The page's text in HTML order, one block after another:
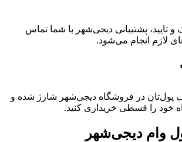
تایید، پشتیبانی دیجی‌شهر با شما تماس
لازم انجام می‌شود.
پول‌تان در فروشگاه دیجی‌شهر شارژ شده و
خود را قسطی خریداری کنید.
وام دیجی‌شهر